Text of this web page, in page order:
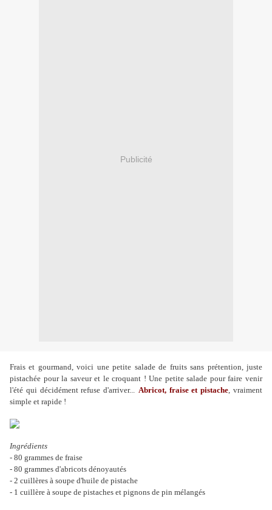
Publicité
Frais et gourmand, voici une petite salade de fruits sans prétention, juste
pistachée pour la saveur et le croquant ! Une petite salade pour faire venir
l'été qui décidément refuse d'arriver... Abricot, fraise et pistache, vraiment
simple et rapide !
Ingrédients
- 80 grammes de fraise
- 80 grammes d'abricots dénoyautés
- 2 cuillères à soupe d'huile de pistache
- 1 cuillère à soupe de pistaches et pignons de pin mélangés